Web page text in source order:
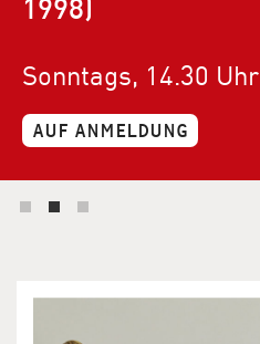
1998)
Sonntags, 14.30 Uhr
AUF ANMELDUNG